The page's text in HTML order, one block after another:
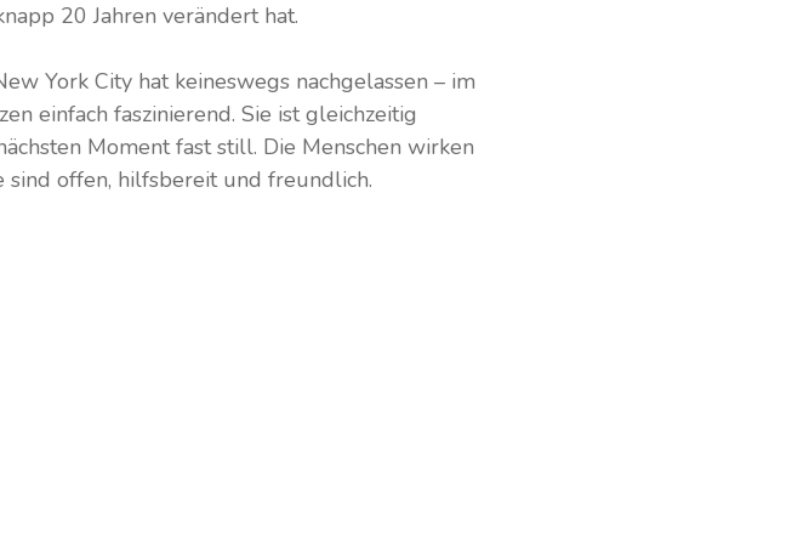
20 Jahren verändert hat.
York City hat keineswegs nachgelassen – im
einfach faszinierend. Sie ist gleichzeitig
Moment fast still. Die Menschen wirken
offen, hilfsbereit und freundlich.